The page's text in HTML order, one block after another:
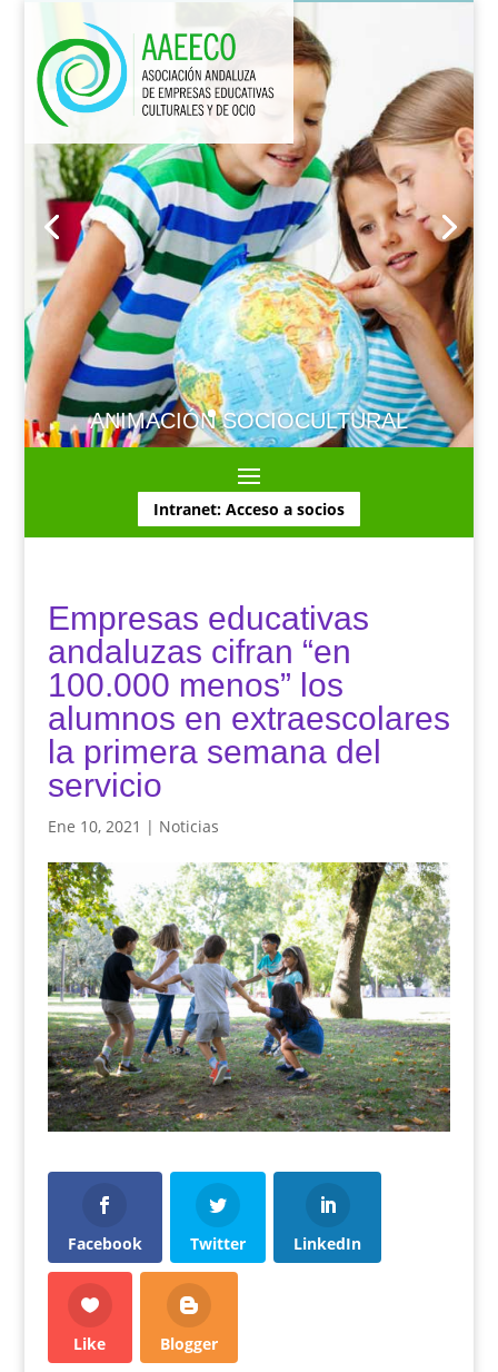
ANIMACIÓN SOCIOCULTURAL
Intranet: Acceso a socios
Empresas educativas
andaluzas cifran “en
100.000 menos” los
alumnos en extraescolares
la primera semana del
servicio
Ene 10, 2021 | Noticias
Facebook Twitter LinkedIn
Like Blogger